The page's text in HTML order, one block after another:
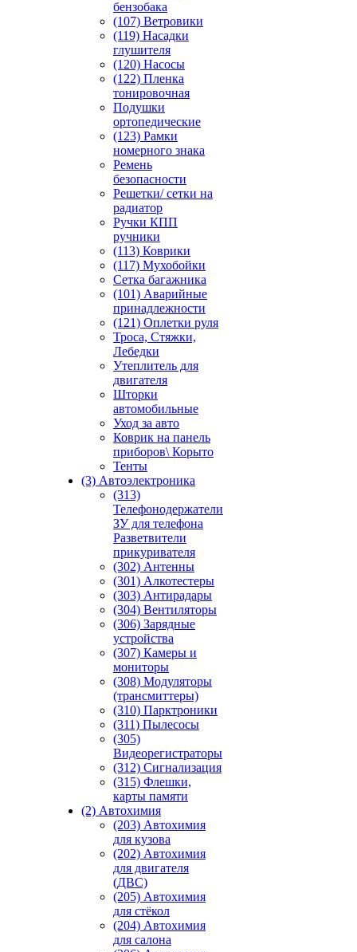
бензобака
(107) Ветровики
(119) Насадки
глушителя
(120) Насосы
(122) Пленка
тонировочная
Подушки
ортопедические
(123) Рамки
номерного знака
Ремень
безопасности
Решетки/ сетки на
радиатор
Ручки КПП
ручники
(113) Коврики
(117) Мухобойки
Сетка багажника
(101) Аварийные
принадлежности
(121) Оплетки руля
Троса, Стяжки,
Лебедки
Утеплитель для
двигателя
Шторки
автомобильные
Уход за авто
Коврик на панель
приборов\ Корыто
Тенты
(3) Автоэлектроника
(313)
Телефонодержатели
ЗУ для телефона
Разветвители
прикуривателя
(302) Антенны
(301) Алкотестеры
(303) Антирадары
(304) Вентиляторы
(306) Зарядные
устройства
(307) Камеры и
мониторы
(308) Модуляторы
(трансмиттеры)
(310) Парктроники
(311) Пылесосы
(305)
Видеорегистраторы
(312) Сигнализация
(315) Флешки,
карты памяти
(2) Автохимия
(203) Автохимия
для кузова
(202) Автохимия
для двигателя
(ДВС)
(205) Автохимия
для стёкол
(204) Автохимия
для салона